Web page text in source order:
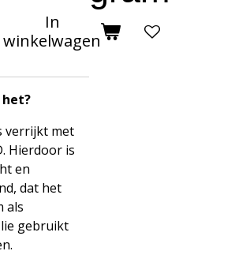
In
winkelwagen
verrijkt met
Hierdoor is
en
dat het
als
gebruikt